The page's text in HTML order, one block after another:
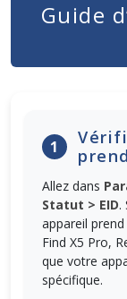
Guide
1
Allez dans
Statut > EID.
appareil
Find X5 Pro,
que votre
spécifique.